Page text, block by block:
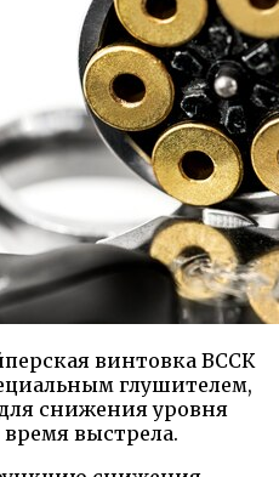
винтовка ВССК
глушителем,
снижения уровня
выстрела.